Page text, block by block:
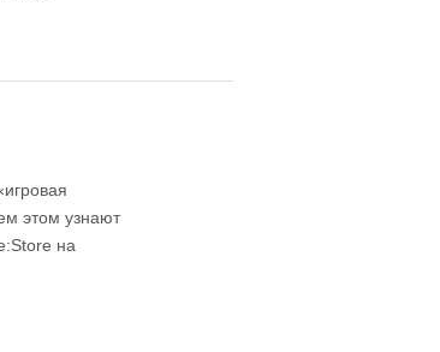
этом узнают
на